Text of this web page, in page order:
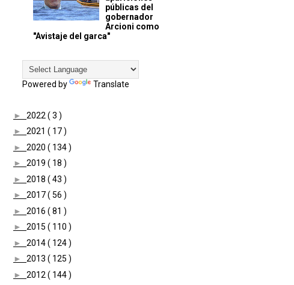
públicas del
gobernador
Arcioni como
"Avistaje del garca"
Powered by Translate
► 2022 ( 3 )
► 2021 ( 17 )
► 2020 ( 134 )
► 2019 ( 18 )
► 2018 ( 43 )
► 2017( 56 )
► 2016 ( 81 )
► 2015 ( 110 )
► 2014( 124 )
► 2013 ( 125 )
► 2012 ( 144 )